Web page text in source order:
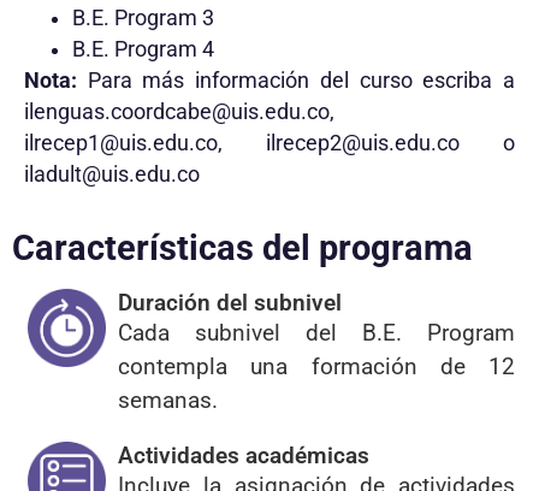
B.E. Program 3
B.E. Program 4
Nota: Para más información del curso escriba a
ilenguas.coordcabe@uis.edu.co,
ilrecep1@uis.edu.co, ilrecep2@uis.edu.co o
iladult@uis.edu.co
Características del programa
Duración del subnivel
Cada subnivel del B.E. Program
contempla una formación de 12
semanas.
Actividades académicas